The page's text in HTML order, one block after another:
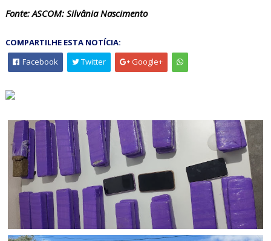
Fonte: ASCOM: Silvânia Nascimento
COMPARTILHE ESTA NOTÍCIA:
Facebook
Twitter Google+